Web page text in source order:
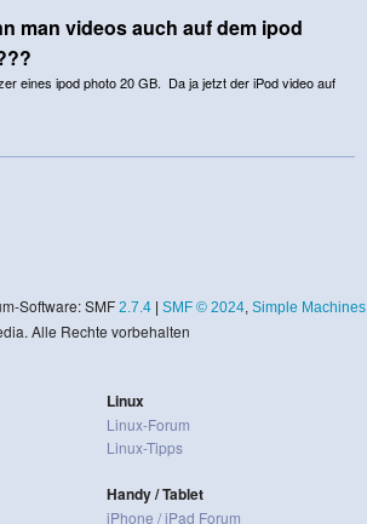
man videos auch auf dem ipod
eines ipod photo 20 GB. Da ja jetzt der iPod video auf
Software: SMF 2.7.4| SMF © 2024, Simple Machines
Alle Rechte vorbehalten
Linux
Linux-Forum
Linux-Tipps
Handy / Tablet
iPhone / iPad Forum